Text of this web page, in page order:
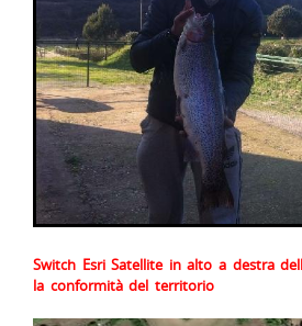
Switch Esri Satellite in alto a destra
la conformità del territorio